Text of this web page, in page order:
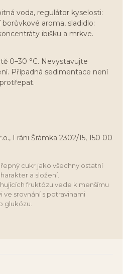
voda, regulátor kyselosti:
aroma, sladidlo:
ibišku a mrkve.
0–30 °C. Nevystavujte
Případná sedimentace není
Fráni Šrámka 2302/15, 150 00
cukr jako všechny ostatní
a složení.
fruktózu vede k menšímu
ve srovnání s potravinami
glukózu.